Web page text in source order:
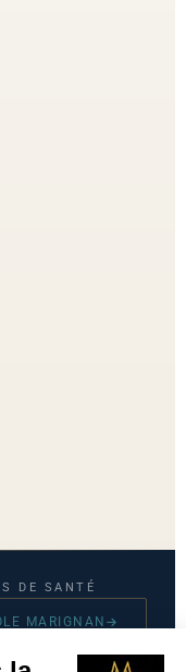
DE SANTÉ
MARIGNAN